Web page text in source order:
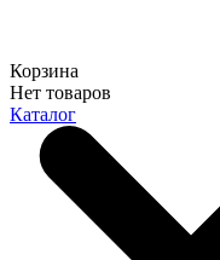
Корзина
Нет товаров
Каталог